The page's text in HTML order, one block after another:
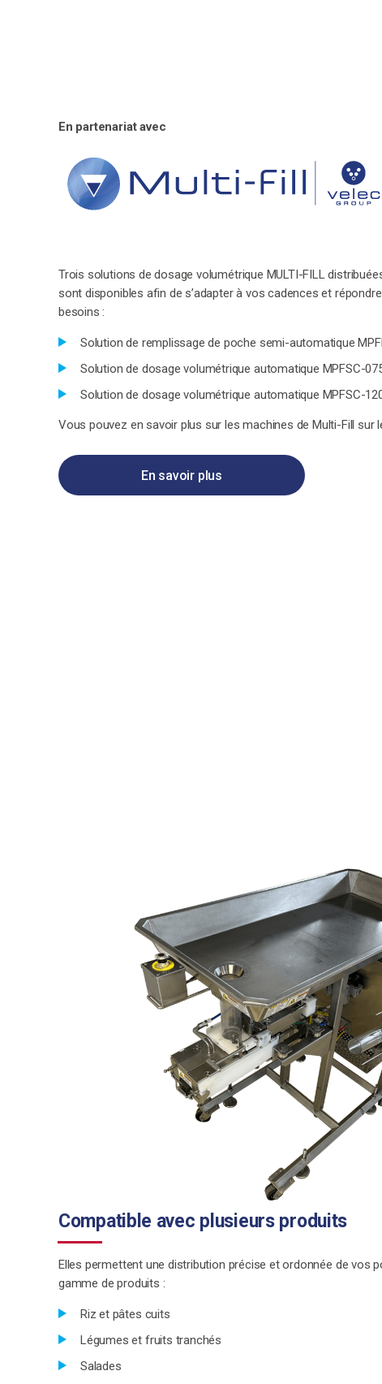
En partenariat avec
Trois solutions de dosage volumétrique MULTI-FILL
sont disponibles afin de s’adapter à vos cadences et
besoins :
Solution de remplissage de poche semi-automatique
Solution de dosage volumétrique automatique MPFSC-
Solution de dosage volumétrique automatique MPFSC-
Vous pouvez en savoir plus sur les machines de Multi-Fill sur
En savoir plus
Compatible avec plusieurs produits
Elles permettent une distribution précise et ordonnée de vos
gamme de produits :
Riz et pâtes cuits
Légumes et fruits tranchés
Salades